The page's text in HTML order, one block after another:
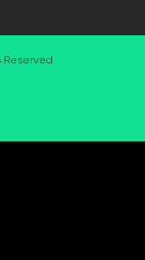
Reserved